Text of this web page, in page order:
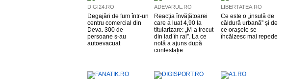
DIGI24.RO
Degajări de fum într-un
centru comercial din
Deva. 300 de
persoane s-au
autoevacuat
ADEVARUL.RO
Reacția învățătoarei
care a luat 4,90 la
titularizare: „M-a trecut
din iad în rai”. La ce
notă a ajuns după
contestație
LIBERTATEA.RO
Ce este o „insulă de
căldură urbană” și de
ce orașele se
încălzesc mai repede